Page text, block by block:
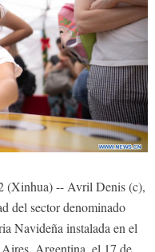
(Xinhua) -- Avril Denis (c),
del sector denominado
Navideña instalada en el